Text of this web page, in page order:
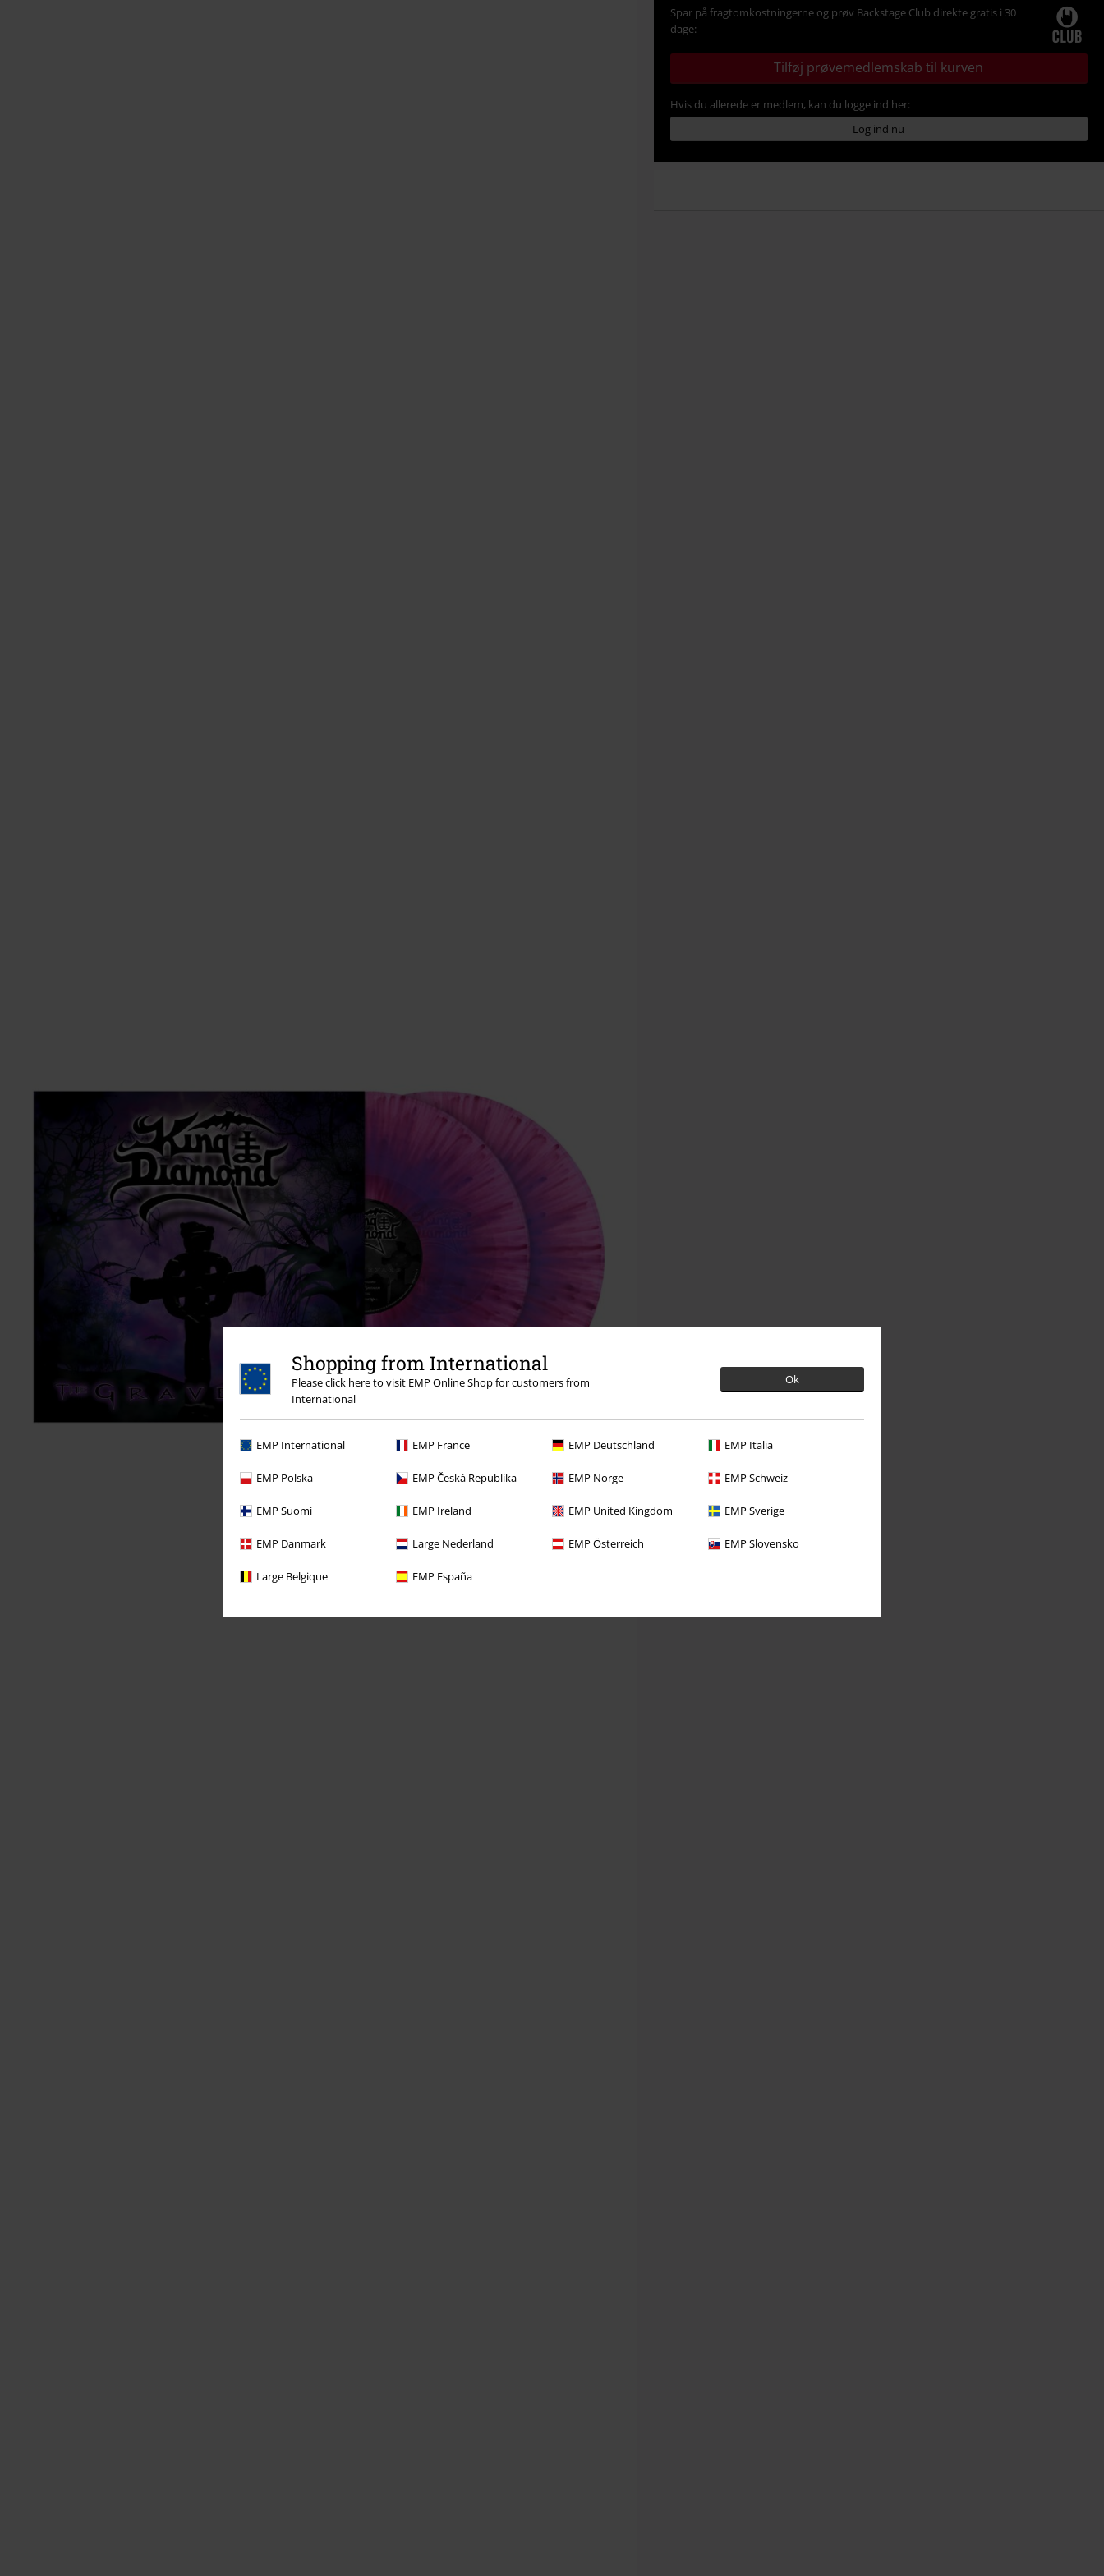
Shopping from International
Please click here to visit EMP Online Shop for customers from
International
Ok
EMP International EMP France EMP Deutschland EMP Italia
EMP Polska EMP Česká Republika EMP Norge EMP Schweiz
EMP Suomi EMP Ireland EMP United Kingdom EMP Sverige
EMP Danmark Large Nederland EMP Österreich EMP Slovensko
Large Belgique EMP España
Spar på fragtomkostningerne og prøv Backstage Club direkte gratis i 30
dage:
Tilføj prøvemedlemskab til kurven
Hvis du allerede er medlem, kan du logge ind her:
Log ind nu